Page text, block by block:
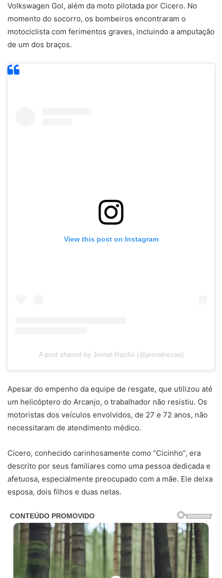
Volkswagen Gol, além da moto pilotada por Cicero. No
momento do socorro, os bombeiros encontraram o
motociclista com ferimentos graves, incluindo a amputação
de um dos braços.
View this post on Instagram
A post shared by Jornal Razão (@jornalrazao)
Apesar do empenho da equipe de resgate, que utilizou até
um helicóptero do Arcanjo, o trabalhador não resistiu. Os
motoristas dos veículos envolvidos, de 27 e 72 anos, não
necessitaram de atendimento médico.
Cicero, conhecido carinhosamente como “Cicinho”, era
descrito por seus familiares como uma pessoa dedicada e
afetuosa, especialmente preocupado com a mãe. Ele deixa
esposa, dois filhos e duas netas.